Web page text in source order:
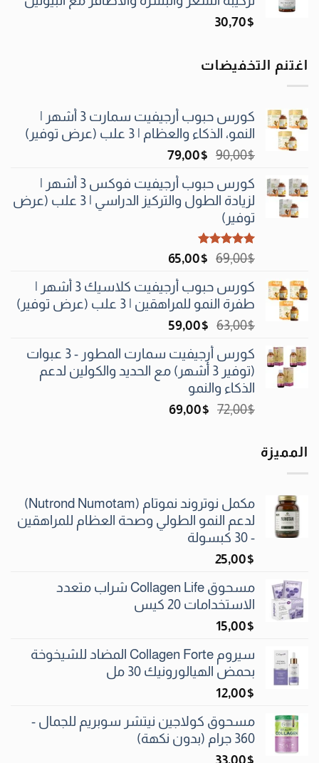
30٫70$
اغتنم التخفيضات
كورس حبوب أرجيفيت سمارت 3 أشهر |
النمو، الذكاء والعظام | 3 علب (عرض توفير)
90٫00$
السعر
الأصلي
هو:
90٫00$.
79٫00$
السعر
هو:
79٫00$.
كورس حبوب أرجيفيت فوكس 3 أشهر |
لزيادة الطول والتركيز الدراسي | 3 علب (عرض
توفير)
تم التقييم
5.00 من 5
69٫00$
السعر
الأصلي
هو:
69٫00$.
65٫00$
السعر
هو:
65٫00$.
كورس حبوب أرجيفيت كلاسيك 3 أشهر |
طفرة النمو للمراهقين | 3 علب (عرض توفير)
63٫00$
السعر
هو:
63٫00$.
59٫00$
السعر
هو:
59٫00$.
كورس أرجيفيت سمارت المطور - 3 عبوات
(توفير 3 أشهر) مع الحديد والكولين لدعم
الذكاء والنمو
72٫00$
السعر
69٫00$
السعر
المميزة
مكمل نوتروند نموتام (Nutrond Numotam)
لدعم النمو الطولي وصحة العظام للمراهقين
- 30 كبسولة
25٫00$
مسحوق Collagen Life شراب متعدد
الاستخدامات 20 كيس
15٫00$
سيروم Collagen Forte المضاد للشيخوخة
بحمض الهيالورونيك 30 مل
12٫00$
مسحوق كولاجين نيتشر سوبريم للجمال -
360 جرام (بدون نكهة)